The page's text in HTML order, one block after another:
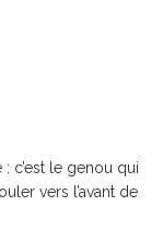
c’est le genou qui
vers l’avant de